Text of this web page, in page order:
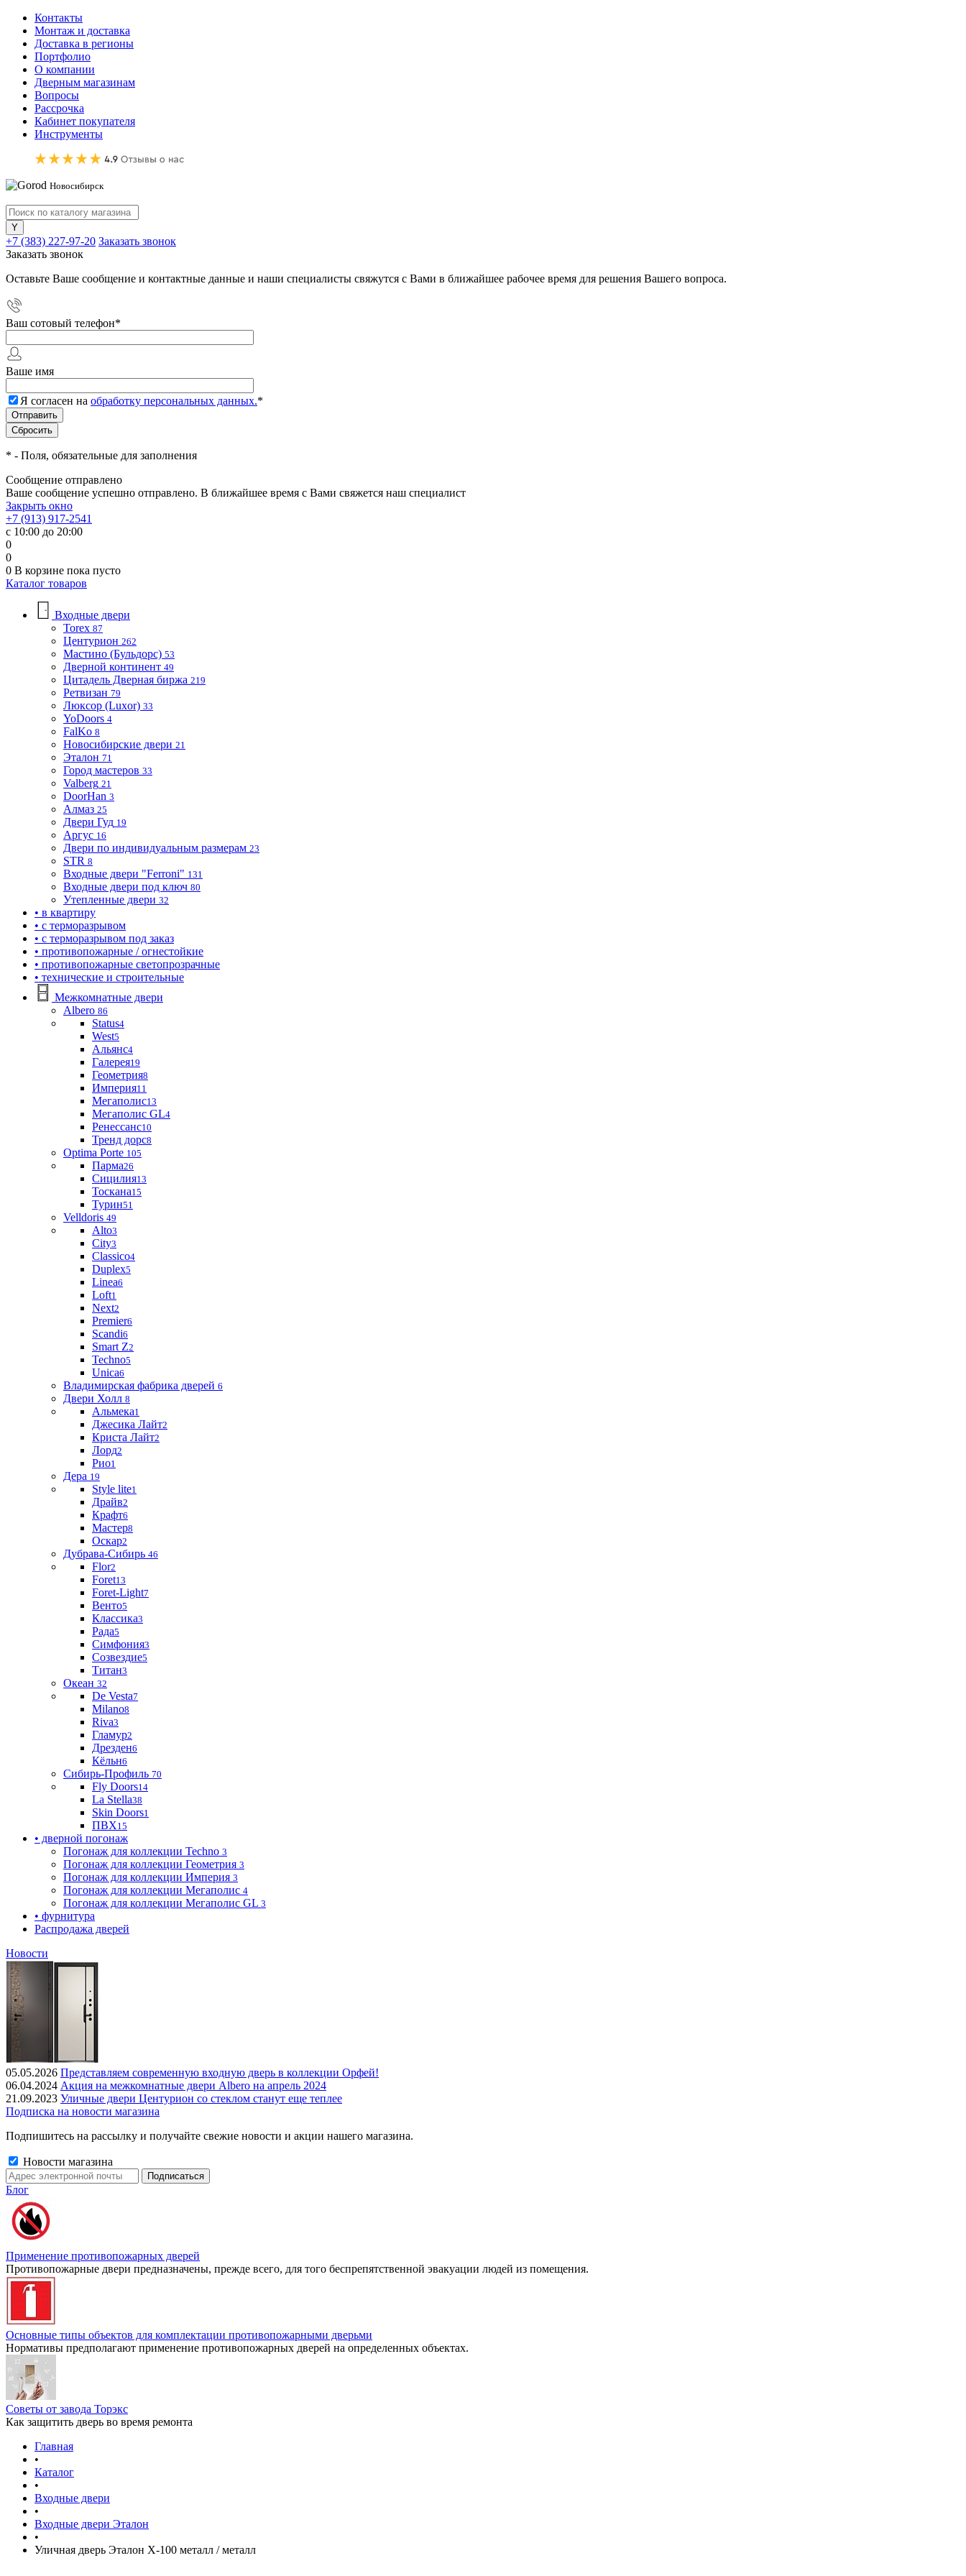
Контакты
Монтаж и доставка
Доставка в регионы
Портфолио
О компании
Дверным магазинам
Вопросы
Рассрочка
Кабинет покупателя
Инструменты
Новосибирск
+7 (383) 227-97-20 Заказать звонок
Заказать звонок
Оставьте Ваше сообщение и контактные данные и наши специалисты свяжутся с Вами в ближайшее рабочее время для решения Вашего вопроса.
Ваш сотовый телефон*
Ваше имя
Я согласен на обработку персональных данных.*
* - Поля, обязательные для заполнения
Сообщение отправлено
Ваше сообщение успешно отправлено. В ближайшее время с Вами свяжется наш специалист
Закрыть окно
+7 (913) 917-2541
с 10:00 до 20:00
0
0
0 В корзине пока пусто
Каталог товаров
Входные двери
Torex 87
Центурион 262
Мастино (Бульдорс) 53
Дверной континент 49
Цитадель Дверная биржа 219
Ретвизан 79
Люксор (Luxor) 33
YoDoors 4
FalKo 8
Новосибирские двери 21
Эталон 71
Город мастеров 33
Valberg 21
DoorHan 3
Алмаз 25
Двери Гуд 19
Аргус 16
Двери по индивидуальным размерам 23
STR 8
Входные двери "Ferroni" 131
Входные двери под ключ 80
Утепленные двери 32
• в квартиру
• с терморазрывом
• с терморазрывом под заказ
• противопожарные / огнестойкие
• противопожарные светопрозрачные
• технические и строительные
Межкомнатные двери
Albero 86
Status4
West5
Альянс4
Галерея19
Геометрия8
Империя11
Мегаполис13
Мегаполис GL4
Ренессанс10
Тренд дорс8
Optima Porte 105
Парма26
Сицилия13
Тоскана15
Турин51
Velldoris 49
Alto3
City3
Classico4
Duplex5
Linea6
Loft1
Next2
Premier6
Scandi6
Smart Z2
Techno5
Unica6
Владимирская фабрика дверей 6
Двери Холл 8
Альмека1
Джесика Лайт2
Криста Лайт2
Лорд2
Рио1
Дера 19
Style lite1
Драйв2
Крафт6
Мастер8
Оскар2
Дубрава-Сибирь 46
Flor2
Foret13
Foret-Light7
Венто5
Классика3
Рада5
Симфония3
Созвездие5
Титан3
Океан 32
De Vesta7
Milano8
Riva3
Гламур2
Дрезден6
Кёльн6
Сибирь-Профиль 70
Fly Doors14
La Stella38
Skin Doors1
ПВХ15
• дверной погонаж
Погонаж для коллекции Techno 3
Погонаж для коллекции Геометрия 3
Погонаж для коллекции Империя 3
Погонаж для коллекции Мегаполис 4
Погонаж для коллекции Мегаполис GL 3
• фурнитура
Распродажа дверей
Новости
05.05.2026 Представляем современную входную дверь в коллекции Орфей!
06.04.2024 Акция на межкомнатные двери Albero на апрель 2024
21.09.2023 Уличные двери Центурион со стеклом станут еще теплее
Подписка на новости магазина
Подпишитесь на рассылку и получайте свежие новости и акции нашего магазина.
Новости магазина
Блог
Применение противопожарных дверей
Противопожарные двери предназначены, прежде всего, для того беспрепятственной эвакуации людей из помещения.
Основные типы объектов для комплектации противопожарными дверьми
Нормативы предполагают применение противопожарных дверей на определенных объектах.
Советы от завода Торэкс
Как защитить дверь во время ремонта
Главная
•
Каталог
•
Входные двери
•
Входные двери Эталон
•
Уличная дверь Эталон X-100 металл / металл